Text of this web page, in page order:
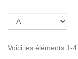
Voici les éléments 1-4